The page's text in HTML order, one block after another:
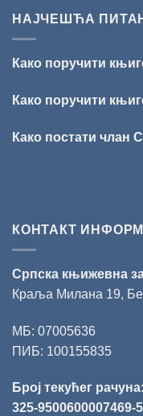
НАЈЧЕШЋА
Како поручити
Како поручити
Како постати члан
КОНТАКТ
Српска књижевна
Краља Милана 19,
МБ: 07005636
ПИБ: 100155835
Број текућег рачуна:
325-9500600007469-